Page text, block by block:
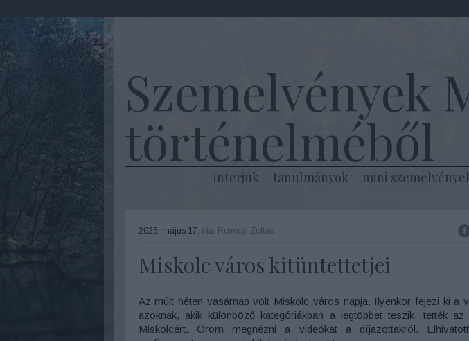
Szemelvények
történelméből
interjúk tanulmányok mini
2025. május 17. írta: Reiman Zoltán
Miskolc város kitüntettetjei
Az múlt héten vasárnap volt Miskolc város napja. Ilyenkor fejezi ki a
azoknak, akik különböző kategóriákban a legtöbbet teszik, tették az
Miskolcért. Öröm megnézni a videókat a díjazottakról.